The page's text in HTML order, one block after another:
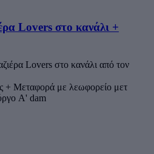
Lovers στο κανάλι +
Lovers στο κανάλι από τον
+ Μεταφορά με λεωφορείο μετ
A' dam